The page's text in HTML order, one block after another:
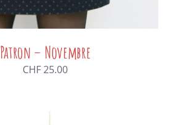
Patron – Novembre
CHF25.00